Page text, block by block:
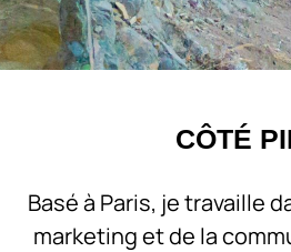
CÔTÉ
Basé à Paris, je travaille
marketing et de la